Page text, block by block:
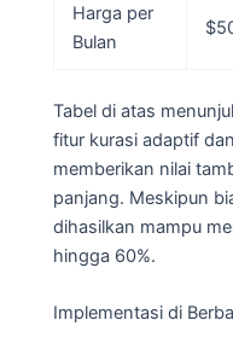
Harga per
Bulan
Tabel di atas
fitur kurasi adaptif
memberikan nilai
panjang. Meskipun
dihasilkan mampu
hingga 60%.
Implementasi di